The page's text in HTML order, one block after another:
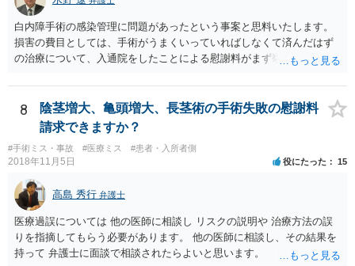
白内障手術の感染管理に問題があったという事案と思料いたします。
損害の費目としては、手術がうまくいっていればしなくて済んだはず
の治療について、入通院をしたことによる慰謝料がまず挙げられ、こ
が残った場合には、後遺症についての慰謝料や、逸失利益なども請求
の対象になってきます。 あくまでケースバイケースなので、今回の事
案に必ずしも当てはまるものとは言い切れませんが、過去の裁判例を
見ると、白内障の手術に失敗して片目の視力がほぼ失われたような事
案の場合、800万円程度の慰謝料が認められた事案もあります。 医療
事故の場合、相手が保険を使った対応になることが多いため、交渉を
円滑に進めるためには早期に弁護士委任された方がよいのではないか
と思います。
8
陰茎増大、亀頭増大、長茎術の手術失敗の慰謝料
請求できますか？
#手術ミス・事故 #医療ミス #患者・入所者側
2018年11月5日 役にたった 15
高島 秀行 弁護士
医療過誤については 他の医師に相談し リスクの説明や 治療方法の誤
りを指摘してもらう必要があります。 他の医師に相談し、その結果を
持って 弁護士に面談で相談されたらよいと思います。